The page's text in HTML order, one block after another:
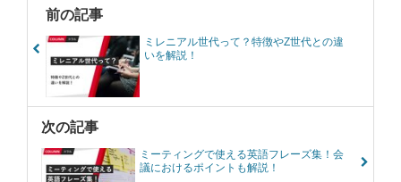
前の記事
ミレニアル世代って？特徴やZ世代との違
いを解説！
次の記事
ミーティングで使える英語フレーズ集！会
議におけるポイントも解説！